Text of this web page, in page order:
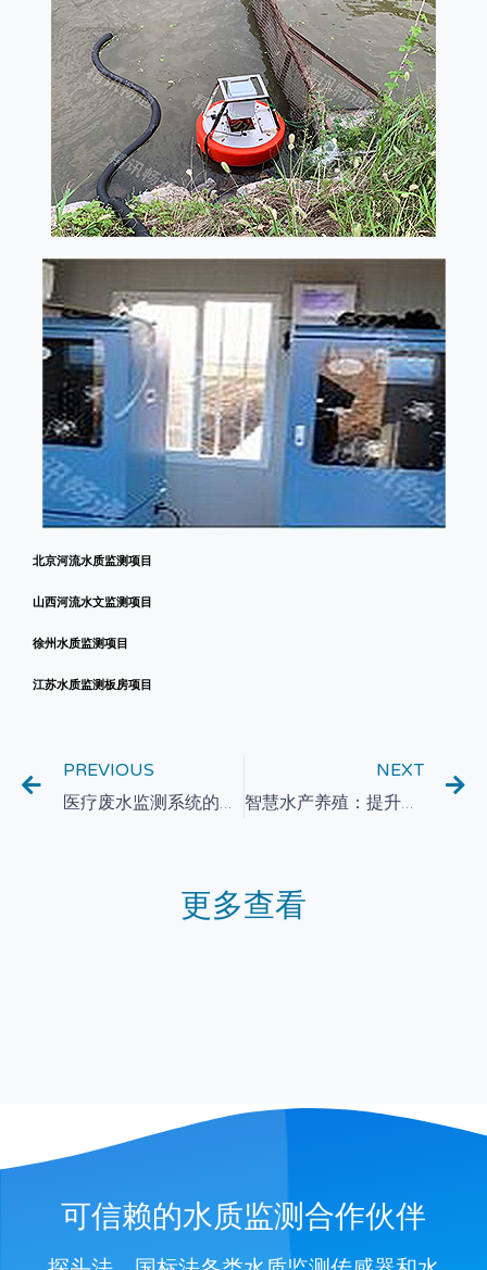
北京河流水质监测项目
山西河流水文监测项目
徐州水质监测项目
江苏水质监测板房项目
PREVIOUS
医疗废水监测系统的优势与应用探析
NEXT
智慧水产养殖：提升效率与可持续发展的关键
更多查看
可信赖的水质监测合作伙伴